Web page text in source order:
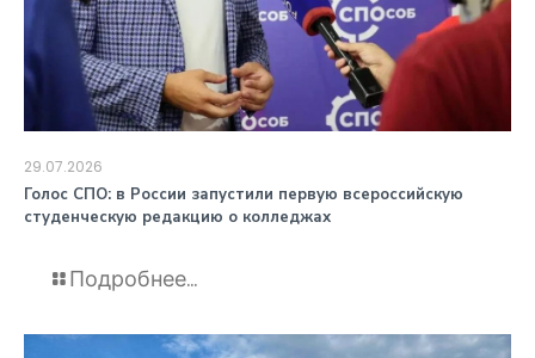
29.07.2026
️Голос СПО: в России запустили первую всероссийскую
студенческую редакцию о колледжах
Подробнее...